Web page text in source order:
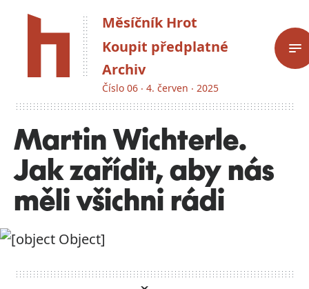
Měsíčník Hrot
Koupit předplatné
Archiv
Číslo 06 ‧ 4. červen ‧ 2025
Martin Wichterle.
Jak zařídit, aby nás
měli všichni rádi